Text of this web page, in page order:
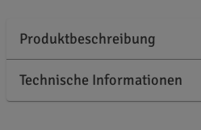
Produktbeschreibung
Technische Informationen